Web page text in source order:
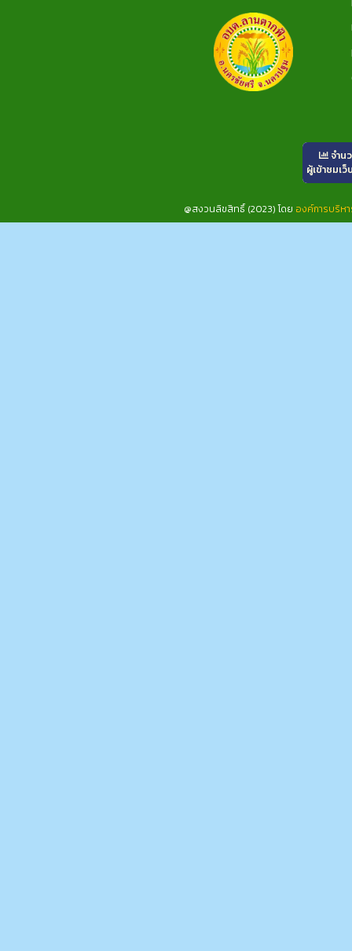
จำน
ผู้เข้าชมเว็
@สงวนลิขสิทธิ์ (2023) โดย องค์การบริห